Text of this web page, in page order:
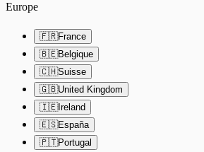
Europe
🇫🇷France
🇧🇪Belgique
🇨🇭Suisse
🇬🇧United Kingdom
🇮🇪Ireland
🇪🇸España
🇵🇹Portugal